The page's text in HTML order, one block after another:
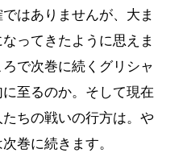
はありませんが、大ま
ってきたように思えま
で次巻に続くグリシャ
至るのか。そして現在
ちの戦いの行方は。や
巻に続きます。